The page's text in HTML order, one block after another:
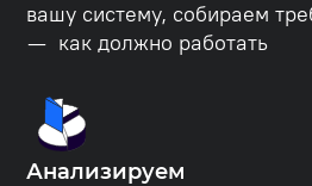
вашу систему, собираем
— как должно работать
Анализируем